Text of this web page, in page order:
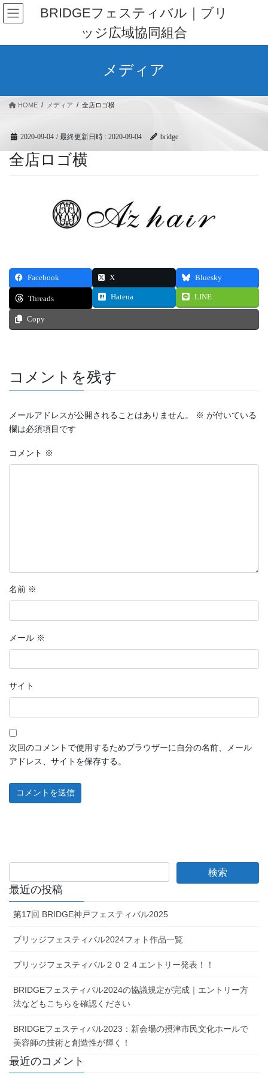
コ
ン
ン
ナ
ビ
ー
BRIDGEフェスティバル｜ブリ
ッジ広域協同組合
メディア
HOME メディア 全店ロゴ横
2020-09-04 / 最終更新日時 : 2020-09-04 bridge
全店ロゴ横
Facebook X Bluesky
Threads Hatena LINE
Copy
コメントを残す
メールアドレスが公開されることはありません。 ※ が付いている
欄は必須項目です
コメント ※
名前 ※
メール ※
サイト
次回のコメントで使用するためブラウザーに自分の名前、メール
アドレス、サイトを保存する。
最近の投稿
第17回 BRIDGE神戸フェスティバル2025
ブリッジフェスティバル2024フォト作品一覧
ブリッジフェスティバル２０２４エントリー発表！！
BRIDGEフェスティバル2024の協議規定が完成｜エントリー方
法などもこちらを確認ください
BRIDGEフェスティバル2023：新会場の摂津市民文化ホールで
美容師の技術と創造性が輝く！
最近のコメント